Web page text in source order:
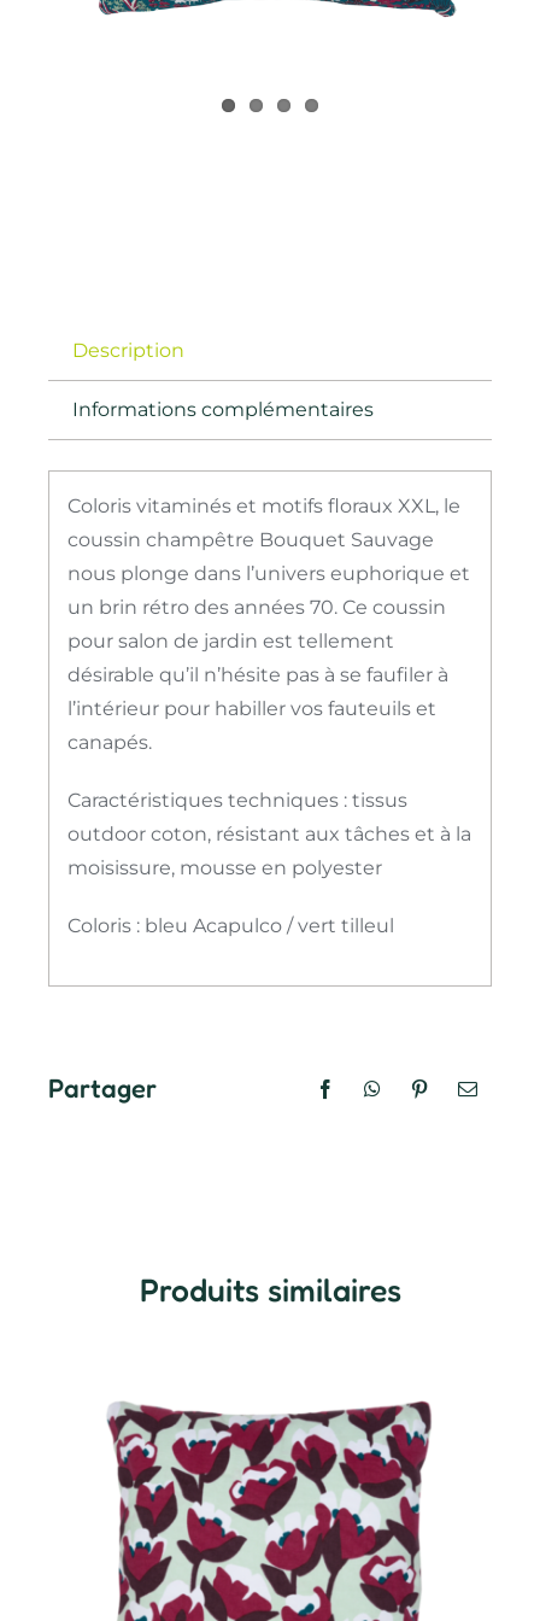
Description
Informations complémentaires
Coloris vitaminés et motifs floraux XXL, le
coussin champêtre Bouquet Sauvage
nous plonge dans l’univers euphorique et
un brin rétro des années 70. Ce coussin
pour salon de jardin est tellement
désirable qu’il n’hésite pas à se faufiler à
l’intérieur pour habiller vos fauteuils et
canapés.
Caractéristiques techniques : tissus
outdoor coton, résistant aux tâches et à la
moisissure, mousse en polyester
Coloris : bleu Acapulco / vert tilleul
Partager
Produits similaires